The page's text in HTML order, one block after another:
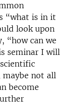
“what is in it
look upon
“how can we
seminar I will
maybe not all
become